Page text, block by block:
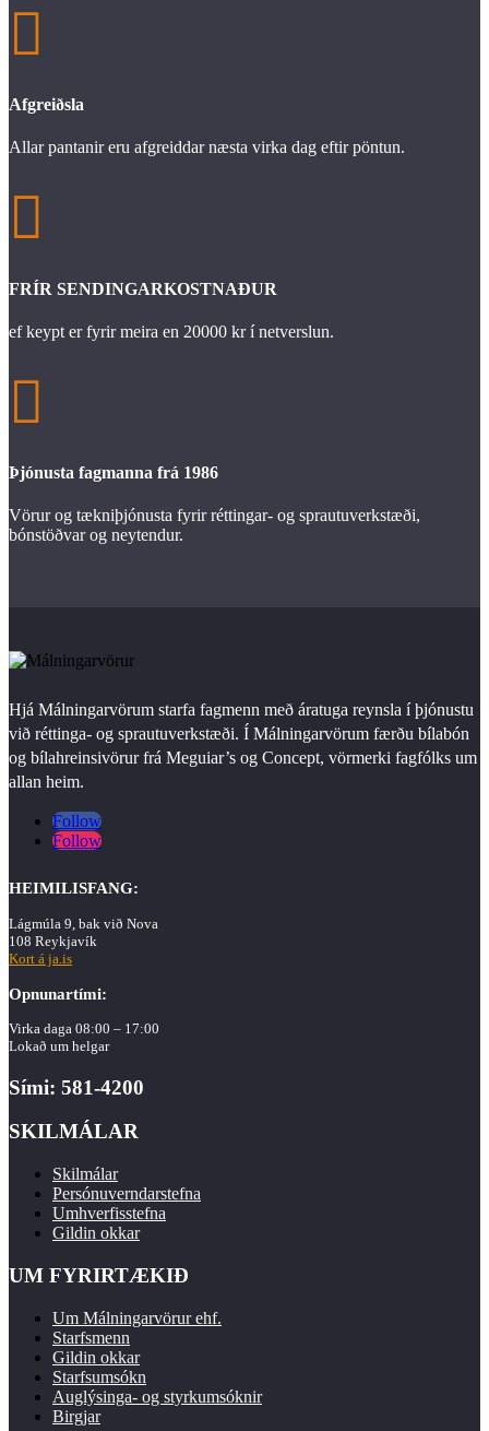

Afgreiðsla
Allar pantanir eru afgreiddar næsta virka dag eftir pöntun.

FRÍR SENDINGARKOSTNAÐUR
ef keypt er fyrir meira en 20000 kr í netverslun.

Þjónusta fagmanna frá 1986
Vörur og tækniþjónusta fyrir réttingar- og sprautuverkstæði,
bónstöðvar og neytendur.
Hjá Málningarvörum starfa fagmenn með áratuga reynsla í þjónustu
við réttinga- og sprautuverkstæði. Í Málningarvörum færðu bílabón
og bílahreinsivörur frá Meguiar’s og Concept, vörmerki fagfólks um
allan heim.
Follow
Follow
HEIMILISFANG:
Lágmúla 9, bak við Nova
108 Reykjavík
Kort á ja.is
Opnunartími:
Virka daga 08:00 – 17:00
Lokað um helgar
Sími: 581-4200
SKILMÁLAR
Skilmálar
Persónuverndarstefna
Umhverfisstefna
Gildin okkar
UM FYRIRTÆKIÐ
Um Málningarvörur ehf.
Starfsmenn
Gildin okkar
Starfsumsókn
Auglýsinga- og styrkumsóknir
Birgjar